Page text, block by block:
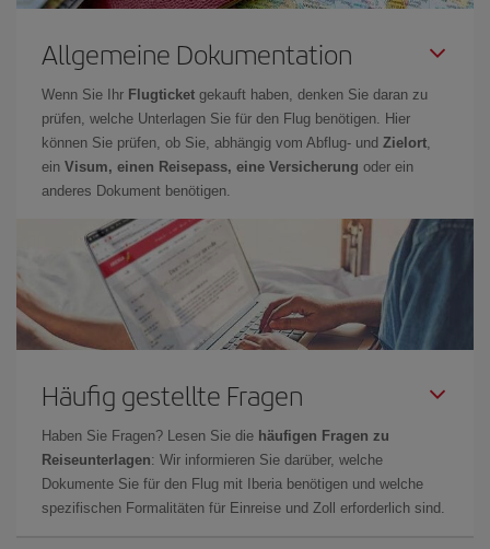
Allgemeine Dokumentation
Wenn Sie Ihr Flugticket gekauft haben, denken Sie daran zu
prüfen, welche Unterlagen Sie für den Flug benötigen. Hier
können Sie prüfen, ob Sie, abhängig vom Abflug- und Zielort,
ein Visum, einen Reisepass, eine Versicherung oder ein
anderes Dokument benötigen.
Häufig gestellte Fragen
Haben Sie Fragen? Lesen Sie die häufigen Fragen zu
Reiseunterlagen: Wir informieren Sie darüber, welche
Dokumente Sie für den Flug mit Iberia benötigen und welche
spezifischen Formalitäten für Einreise und Zoll erforderlich sind.